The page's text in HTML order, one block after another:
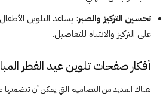
تحسين التركيز والصبر: يساعد التلوين
على التركيز والانتباه للتفاصيل.
أفكار صفحات تلوين عيد الفطر المبارك
هناك العديد من التصاميم التي يمكن أن